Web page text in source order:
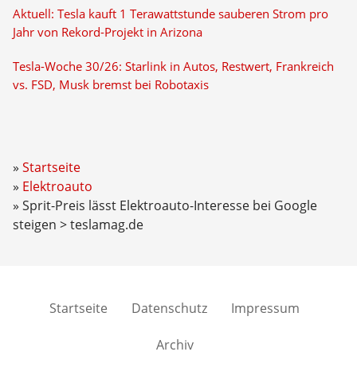
Aktuell: Tesla kauft 1 Terawattstunde sauberen Strom pro
Jahr von Rekord-Projekt in Arizona
Tesla-Woche 30/26: Starlink in Autos, Restwert, Frankreich
vs. FSD, Musk bremst bei Robotaxis
Startseite
Elektroauto
Sprit-Preis lässt Elektroauto-Interesse bei Google
steigen > teslamag.de
Startseite Datenschutz Impressum
Archiv